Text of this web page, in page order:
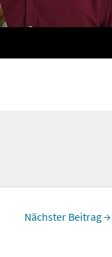
Nächster Beitrag→